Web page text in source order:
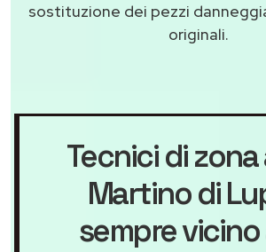
sostituzione dei pezzi
originali.
Tecnici di zona
Martino di
sempre vicino